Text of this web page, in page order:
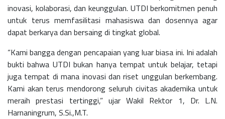
inovasi, kolaborasi, dan keunggulan. UTDI berkomitmen penuh
untuk terus memfasilitasi mahasiswa dan dosennya agar
dapat berkarya dan bersaing di tingkat global.
“Kami bangga dengan pencapaian yang luar biasa ini. Ini adalah
bukti bahwa UTDI bukan hanya tempat untuk belajar, tetapi
juga tempat di mana inovasi dan riset unggulan berkembang.
Kami akan terus mendorong seluruh civitas akademika untuk
meraih prestasi tertinggi,” ujar Wakil Rektor 1, Dr. L.N.
Harnaningrum, S.Si.,M.T.